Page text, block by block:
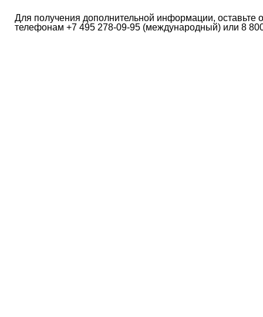
Для получения дополнительной информации, оставьте
телефонам +7 495 278-09-95 (международный) или 8